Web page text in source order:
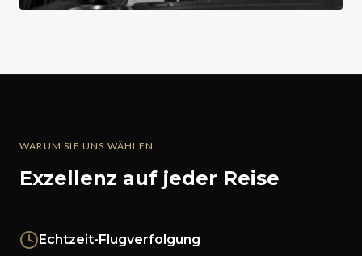
WARUM SIE UNS WÄHLEN
Exzellenz auf jeder Reise
Echtzeit-Flugverfolgung